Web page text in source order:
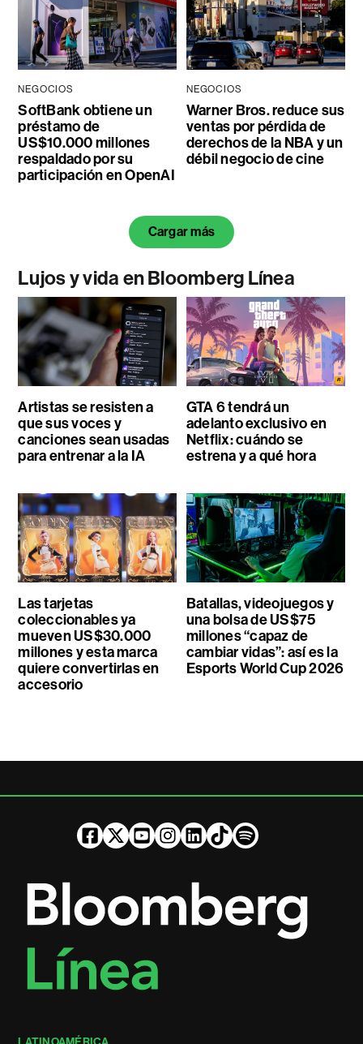
NEGOCIOS
SoftBank obtiene un
préstamo de
US$10.000 millones
respaldado por su
participación en OpenAI
NEGOCIOS
Warner Bros. reduce sus
ventas por pérdida de
derechos de la NBA y un
débil negocio de cine
Cargar más
Lujos y vida en Bloomberg Línea
Artistas se resisten a
que sus voces y
canciones sean usadas
para entrenar a la IA
GTA 6 tendrá un
adelanto exclusivo en
Netflix: cuándo se
estrena y a qué hora
Las tarjetas
coleccionables ya
mueven US$30.000
millones y esta marca
quiere convertirlas en
accesorio
Batallas, videojuegos y
una bolsa de US$75
millones “capaz de
cambiar vidas”: así es la
Esports World Cup 2026